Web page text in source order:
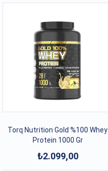
Torq Nutrition Gold %100 Whey
Protein 1000 Gr
₺2.099,00